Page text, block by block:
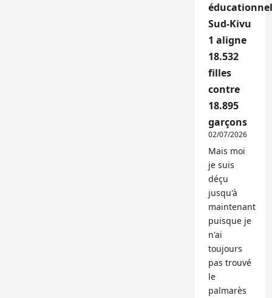
Sud-Kivu
1 aligne
18.532
filles
contre
18.895
garçons
02/07/2026
Mais moi
je suis
déçu
jusqu'à
maintenant
puisque je
n'ai
toujours
pas trouvé
le
palmarès